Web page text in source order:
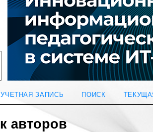
УЧЕТНАЯ ЗАПИСЬ ПОИСК
авторов